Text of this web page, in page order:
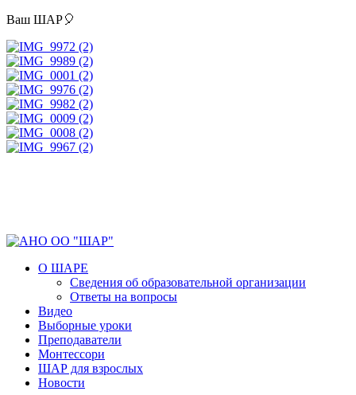
Ваш ШАР🎈
О ШАРЕ
Сведения об образовательной организации
Ответы на вопросы
Видео
Выборные уроки
Преподаватели
Монтессори
ШАР для взрослых
Новости